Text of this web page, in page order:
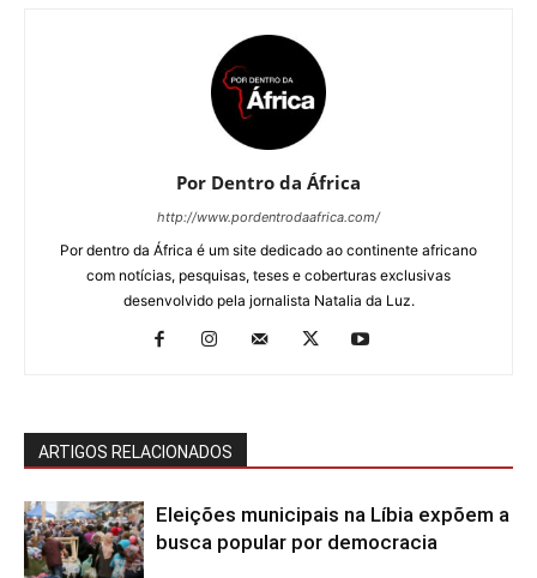
Por Dentro da África
http://www.pordentrodaafrica.com/
Por dentro da África é um site dedicado ao continente africano
com notícias, pesquisas, teses e coberturas exclusivas
desenvolvido pela jornalista Natalia da Luz.
ARTIGOS RELACIONADOS
Eleições municipais na Líbia expõem a
busca popular por democracia